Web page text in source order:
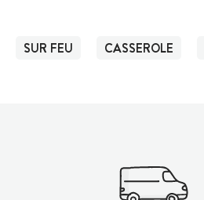
SUR FEU CASSEROLE